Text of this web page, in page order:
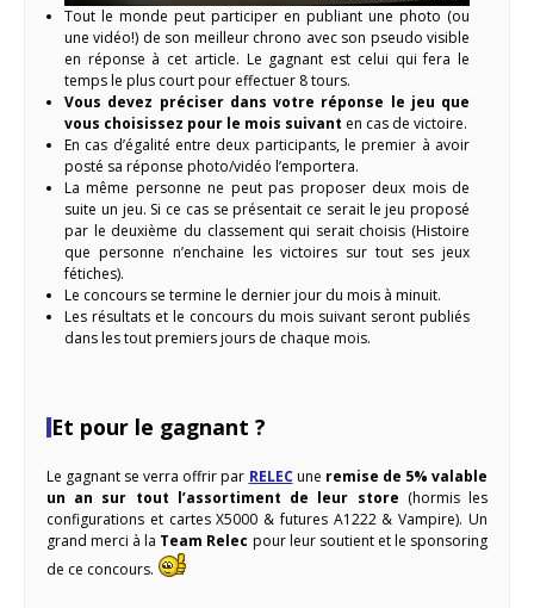
Tout le monde peut participer en publiant une photo (ou
une vidéo!) de son meilleur chrono avec son pseudo visible
en réponse à cet article. Le gagnant est celui qui fera le
temps le plus court pour effectuer 8 tours.
Vous devez préciser dans votre réponse le jeu que
vous choisissez pour le mois suivant en cas de victoire.
En cas d’égalité entre deux participants, le premier à avoir
posté sa réponse photo/vidéo l’emportera.
La même personne ne peut pas proposer deux mois de
suite un jeu. Si ce cas se présentait ce serait le jeu proposé
par le deuxième du classement qui serait choisis (Histoire
que personne n’enchaine les victoires sur tout ses jeux
fétiches).
Le concours se termine le dernier jour du mois à minuit.
Les résultats et le concours du mois suivant seront publiés
dans les tout premiers jours de chaque mois.
Et pour le gagnant ?
Le gagnant se verra offrir par RELECune remise de 5% valable
un an sur tout l’assortiment de leur store (hormis les
configurations et cartes X5000 & futures A1222 & Vampire). Un
grand merci à la Team Relec pour leur soutient et le sponsoring
de ce concours.